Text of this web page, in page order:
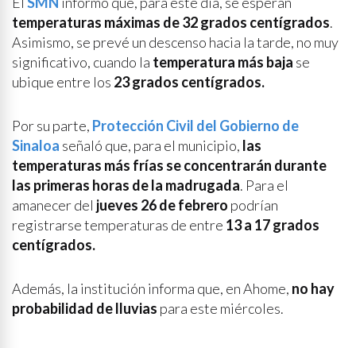
temperaturas máximas de 32 grados centígrados.
Asimismo, se prevé un descenso hacia la tarde, no muy
significativo, cuando la temperatura más baja se
ubique entre los 23 grados centígrados.
Por su parte, Protección Civil del Gobierno de
Sinaloa señaló que, para el municipio, las
temperaturas más frías se concentrarán durante
las primeras horas de la madrugada. Para el
amanecer del jueves 26 de febrero podrían
registrarse temperaturas de entre 13 a 17 grados
centígrados.
Además, la institución informa que, en Ahome, no hay
probabilidad de lluvias para este miércoles.